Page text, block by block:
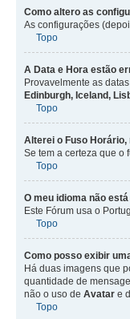
Como altero as
As configurações
Topo
A Data e Hora estão
Provavelmente as
Edinburgh, Iceland,
Topo
Alterei o Fuso
Se tem a certeza que o
Topo
O meu idioma não
Este Fórum usa o
Topo
Como posso exibir
Há duas imagens que
quantidade de
não o uso de Avatar e
Topo